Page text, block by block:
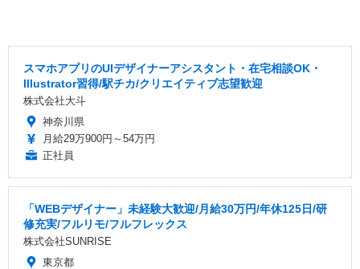
スマホアプリのUIデザイナーアシスタント・在宅相談OK・
Illustrator習得/駅チカ/クリエイティブ志望歓迎
株式会社大斗
神奈川県
月給29万900円～54万円
正社員
「WEBデザイナー」未経験大歓迎/月給30万円/年休125日/研
修充実/フルリモ/フルフレックス
株式会社SUNRISE
東京都